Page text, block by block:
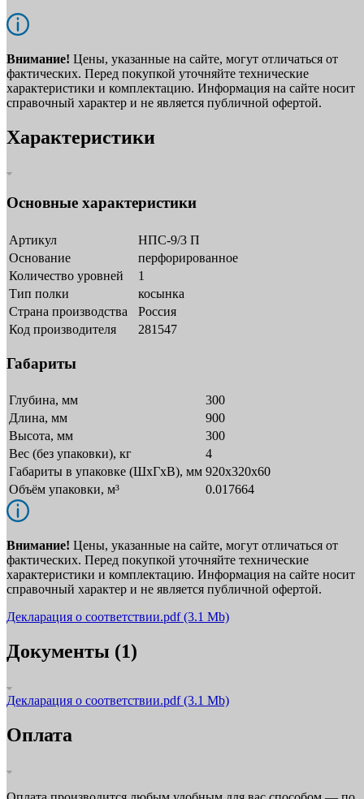
Внимание! Цены, указанные на сайте, могут отличаться от
фактических. Перед покупкой уточняйте технические
характеристики и комплектацию. Информация на сайте носит
справочный характер и не является публичной офертой.
Характеристики
Основные характеристики
Артикул
НПС-9/3 П
Основание
перфорированное
Количество уровней
1
Тип полки
косынка
Страна производства
Россия
Код производителя
281547
Габариты
Глубина, мм
300
Длина, мм
900
Высота, мм
300
Вес (без упаковки), кг
4
Габариты в упаковке (ШxГxВ), мм 920х320х60
Объём упаковки, м³
0.017664
Внимание! Цены, указанные на сайте, могут отличаться от
фактических. Перед покупкой уточняйте технические
характеристики и комплектацию. Информация на сайте носит
справочный характер и не является публичной офертой.
Декларация о соответствии.pdf(3.1 Mb)
Документы (1)
Декларация о соответствии.pdf(3.1 Mb)
Оплата